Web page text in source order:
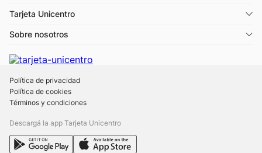
Tarjeta Unicentro
Sobre nosotros
Política de privacidad
Política de cookies
Términos y condiciones
Descargá la app Tarjeta Unicentro